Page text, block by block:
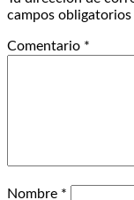
campos
Comentario *
Nombre *